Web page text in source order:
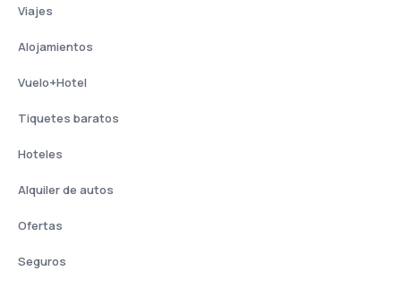
Viajes
Alojamientos
Vuelo+Hotel
Tiquetes baratos
Hoteles
Alquiler de autos
Ofertas
Seguros